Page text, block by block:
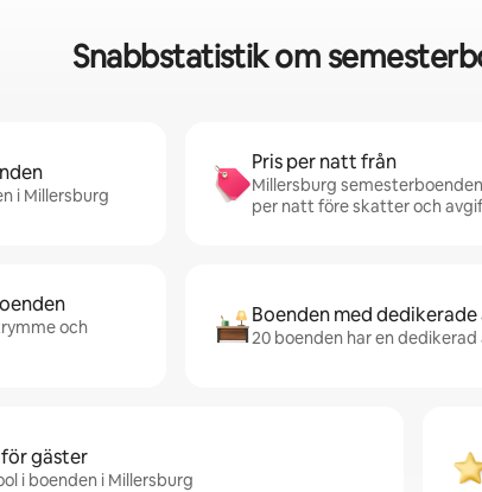
Snabbstatistik om
i Millersburg
Pris per natt från
Millersburg
per natt före skatter och
och
Boenden med
20 boenden har en
gäster
i boenden i Millersburg